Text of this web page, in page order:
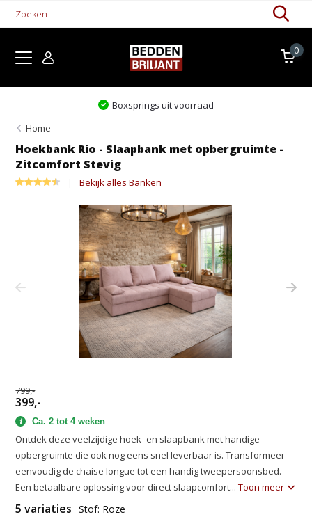
0
Levertijd 1-5 werkdagen
Home
Hoekbank Rio - Slaapbank met opbergruimte -
Zitcomfort Stevig
Bekijk alles Banken
799,-
399,-
Ca. 2 tot 4 weken
Ontdek deze veelzijdige hoek- en slaapbank met handige
opbergruimte die ook nog eens snel leverbaar is. Transformeer
eenvoudig de chaise longue tot een handig tweepersoonsbed.
Een betaalbare oplossing voor direct slaapcomfort...Toon meer
5 variaties Stof: Roze